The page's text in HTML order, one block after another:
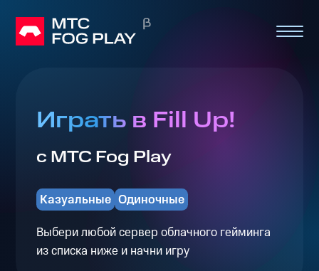
Играть в Fill Up!
с МТС Fog Play
Казуальные Одиночные
Выбери любой сервер облачного гейминга
из списка ниже и начни игру